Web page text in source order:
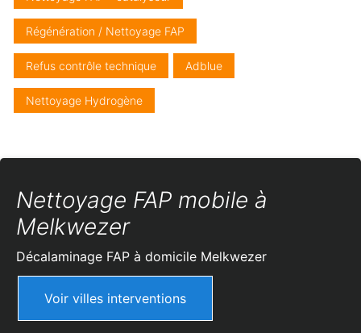
Régénération / Nettoyage FAP
Refus contrôle technique Adblue
Nettoyage Hydrogène
Nettoyage FAP mobile à
Melkwezer
Décalaminage FAP à domicile Melkwezer
Voir villes interventions